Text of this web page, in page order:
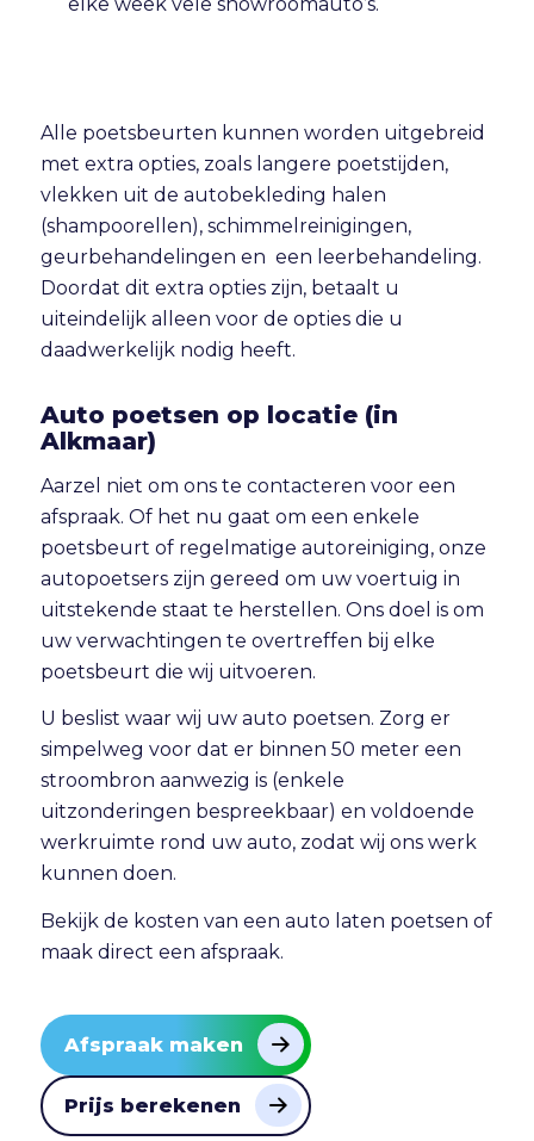
Alle poetsbeurten kunnen worden uitgebreid
met extra opties, zoals langere poetstijden,
vlekken uit de autobekleding halen
(shampoorellen), schimmelreinigingen,
geurbehandelingen en een leerbehandeling.
Doordat dit extra opties zijn, betaalt u
uiteindelijk alleen voor de opties die u
daadwerkelijk nodig heeft.
Auto poetsen op locatie (in
Alkmaar)
Aarzel niet om ons te contacteren voor een
afspraak. Of het nu gaat om een enkele
poetsbeurt of regelmatige autoreiniging, onze
autopoetsers zijn gereed om uw voertuig in
uitstekende staat te herstellen. Ons doel is om
uw verwachtingen te overtreffen bij elke
poetsbeurt die wij uitvoeren.
U beslist waar wij uw auto poetsen. Zorg er
simpelweg voor dat er binnen 50 meter een
stroombron aanwezig is (enkele
uitzonderingen bespreekbaar) en voldoende
werkruimte rond uw auto, zodat wij ons werk
kunnen doen.
Bekijk de kosten van een auto laten poetsen of
maak direct een afspraak.
Afspraak maken
Prijs berekenen